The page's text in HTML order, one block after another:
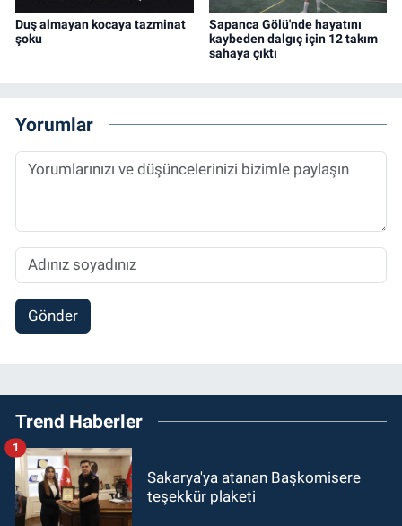
Duş almayan kocaya tazminat
şoku
Sapanca Gölü'nde hayatını
kaybeden dalgıç için 12 takım
sahaya çıktı
Yorumlar
Gönder
Trend Haberler
Sakarya'ya atanan Başkomisere
teşekkür plaketi
1